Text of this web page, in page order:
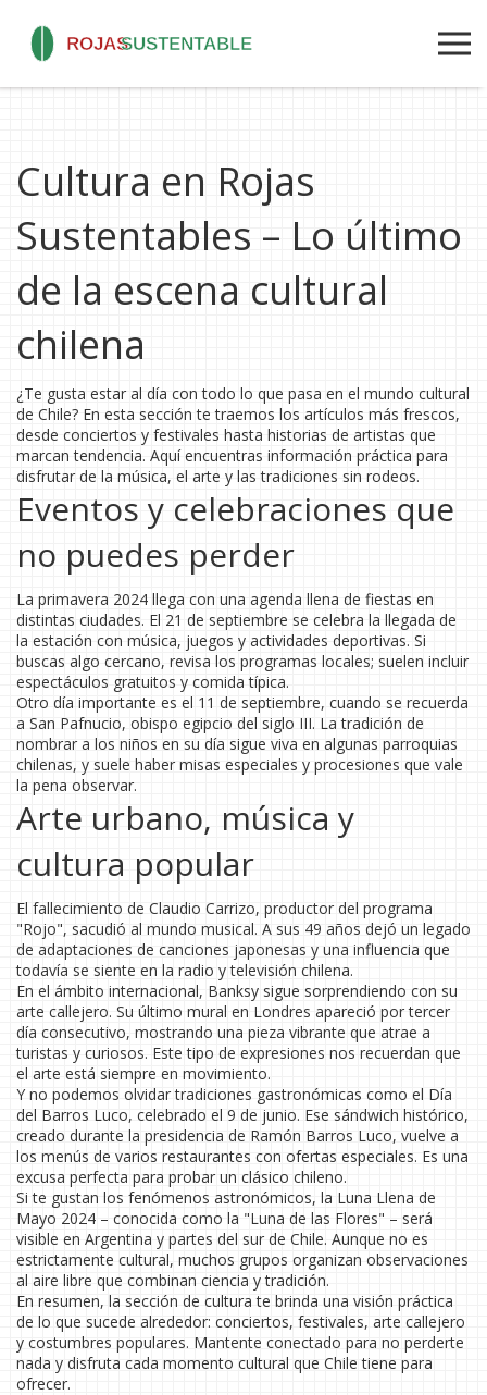
Cultura en Rojas
Sustentables – Lo último
de la escena cultural
chilena
¿Te gusta estar al día con todo lo que pasa en el mundo cultural
de Chile? En esta sección te traemos los artículos más frescos,
desde conciertos y festivales hasta historias de artistas que
marcan tendencia. Aquí encuentras información práctica para
disfrutar de la música, el arte y las tradiciones sin rodeos.
Eventos y celebraciones que
no puedes perder
La primavera 2024 llega con una agenda llena de fiestas en
distintas ciudades. El 21 de septiembre se celebra la llegada de
la estación con música, juegos y actividades deportivas. Si
buscas algo cercano, revisa los programas locales; suelen incluir
espectáculos gratuitos y comida típica.
Otro día importante es el 11 de septiembre, cuando se recuerda
a San Pafnucio, obispo egipcio del siglo III. La tradición de
nombrar a los niños en su día sigue viva en algunas parroquias
chilenas, y suele haber misas especiales y procesiones que vale
la pena observar.
Arte urbano, música y
cultura popular
El fallecimiento de Claudio Carrizo, productor del programa
"Rojo", sacudió al mundo musical. A sus 49 años dejó un legado
de adaptaciones de canciones japonesas y una influencia que
todavía se siente en la radio y televisión chilena.
En el ámbito internacional, Banksy sigue sorprendiendo con su
arte callejero. Su último mural en Londres apareció por tercer
día consecutivo, mostrando una pieza vibrante que atrae a
turistas y curiosos. Este tipo de expresiones nos recuerdan que
el arte está siempre en movimiento.
Y no podemos olvidar tradiciones gastronómicas como el Día
del Barros Luco, celebrado el 9 de junio. Ese sándwich histórico,
creado durante la presidencia de Ramón Barros Luco, vuelve a
los menús de varios restaurantes con ofertas especiales. Es una
excusa perfecta para probar un clásico chileno.
Si te gustan los fenómenos astronómicos, la Luna Llena de
Mayo 2024 – conocida como la "Luna de las Flores" – será
visible en Argentina y partes del sur de Chile. Aunque no es
estrictamente cultural, muchos grupos organizan observaciones
al aire libre que combinan ciencia y tradición.
En resumen, la sección de cultura te brinda una visión práctica
de lo que sucede alrededor: conciertos, festivales, arte callejero
y costumbres populares. Mantente conectado para no perderte
nada y disfruta cada momento cultural que Chile tiene para
ofrecer.